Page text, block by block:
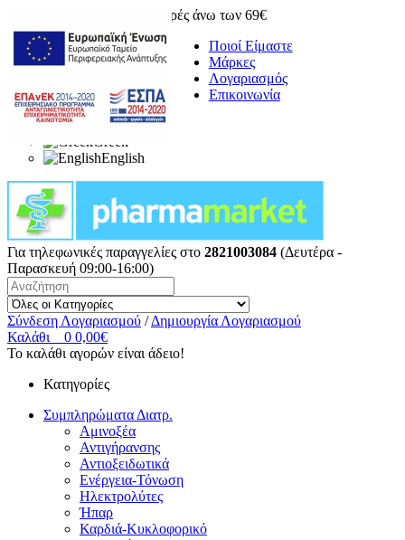
Δωρεάν μεταφορικά για αγορές άνω των 69€
Ποιοί Είμαστε
Μάρκες
Λογαριασμός
Επικοινωνία
Greek
English
Για τηλεφωνικές παραγγελίες στο 2821003084 (Δευτέρα -
Παρασκευή 09:00-16:00)
Σύνδεση Λογαριασμού / Δημιουργία Λογαριασμού
Καλάθι
0 0,00€
Το καλάθι αγορών είναι άδειο!
Κατηγορίες
Συμπληρώματα Διατρ.
Αμινοξέα
Αντιγήρανσης
Αντιοξειδωτικά
Ενέργεια-Τόνωση
Ηλεκτρολύτες
Ήπαρ
Καρδιά-Κυκλοφορικό